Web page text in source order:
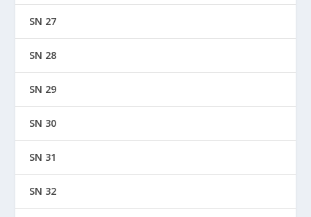
SN 27
SN 28
SN 29
SN 30
SN 31
SN 32